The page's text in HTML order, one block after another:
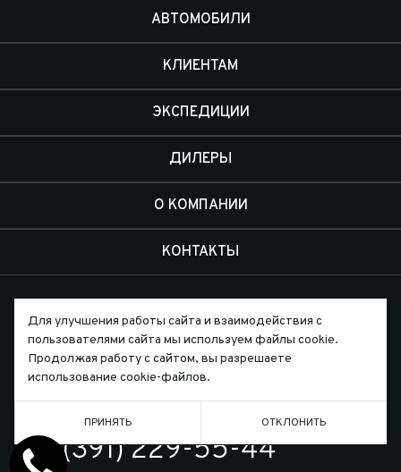
АВТОМОБИЛИ
КЛИЕНТАМ
ЭКСПЕДИЦИИ
ДИЛЕРЫ
О КОМПАНИИ
КОНТАКТЫ
Письмо директору
ТЕЛЕФОН
7 (391) 229-55-44
Для улучшения работы сайта и взаимодействия с
пользователями сайта мы используем файлы cookie.
Продолжая работу с сайтом, вы разрешаете
использование cookie-файлов.
ПРИНЯТЬ ОТКЛОНИТЬ